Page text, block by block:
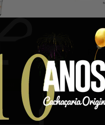
R$
R$